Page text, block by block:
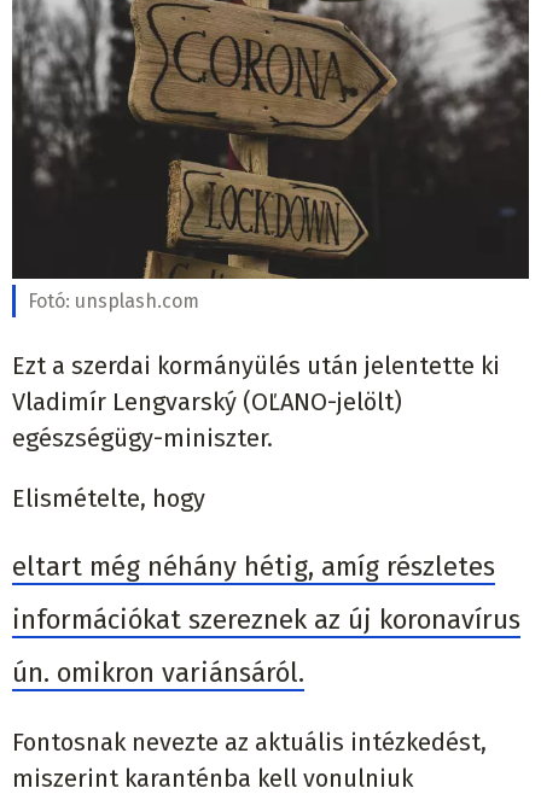
Fotó: unsplash.com
Ezt a szerdai kormányülés után jelentette ki
Vladimír Lengvarský (OĽANO-jelölt)
egészségügy-miniszter.
Elismételte, hogy
eltart még néhány hétig, amíg részletes
információkat szereznek az új koronavírus
ún. omikron variánsáról.
Fontosnak nevezte az aktuális intézkedést,
miszerint karanténba kell vonulniuk